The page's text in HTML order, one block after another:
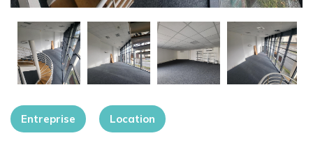
+
Entreprise Location